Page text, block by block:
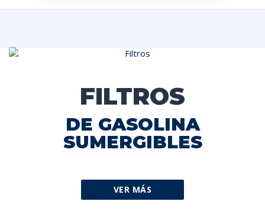
FILTROS
DE GASOLINA
SUMERGIBLES
VER MÁS